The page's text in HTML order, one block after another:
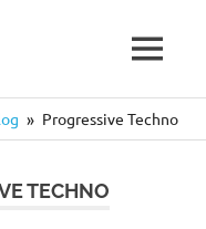
MENÜ
Progressive Techno
TECHNO